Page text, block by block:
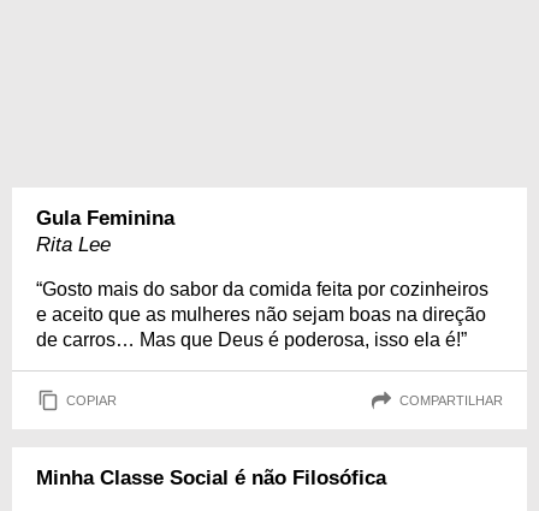
Gula Feminina
Rita Lee
“Gosto mais do sabor da comida feita por cozinheiros
e aceito que as mulheres não sejam boas na direção
de carros… Mas que Deus é poderosa, isso ela é!”
COPIAR COMPARTILHAR
Minha Classe Social é não Filosófica